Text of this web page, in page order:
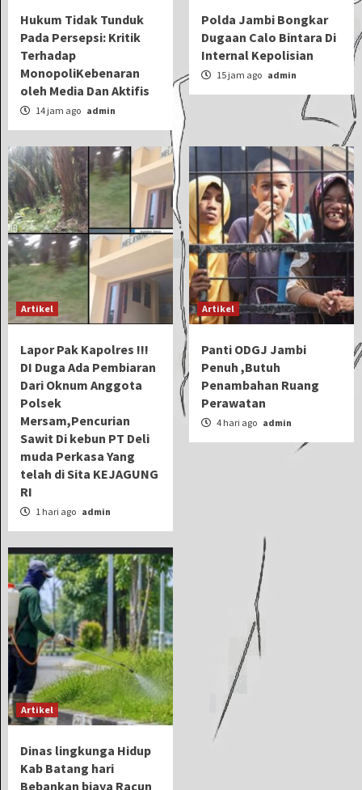
Hukum Tidak Tunduk
Pada Persepsi: Kritik
Terhadap
MonopoliKebenaran
oleh Media Dan Aktifis
14 jam ago admin
Polda Jambi Bongkar
Dugaan Calo Bintara Di
Internal Kepolisian
15 jam ago admin
Artikel
Lapor Pak Kapolres !!!
DI Duga Ada Pembiaran
Dari Oknum Anggota
Polsek
Mersam,Pencurian
Sawit Di kebun PT Deli
muda Perkasa Yang
telah di Sita KEJAGUNG
RI
1 hari ago admin
Artikel
Panti ODGJ Jambi
Penuh ,Butuh
Penambahan Ruang
Perawatan
4 hari ago admin
Artikel
Dinas lingkunga Hidup
Kab Batang hari
Bebankan biaya Racun